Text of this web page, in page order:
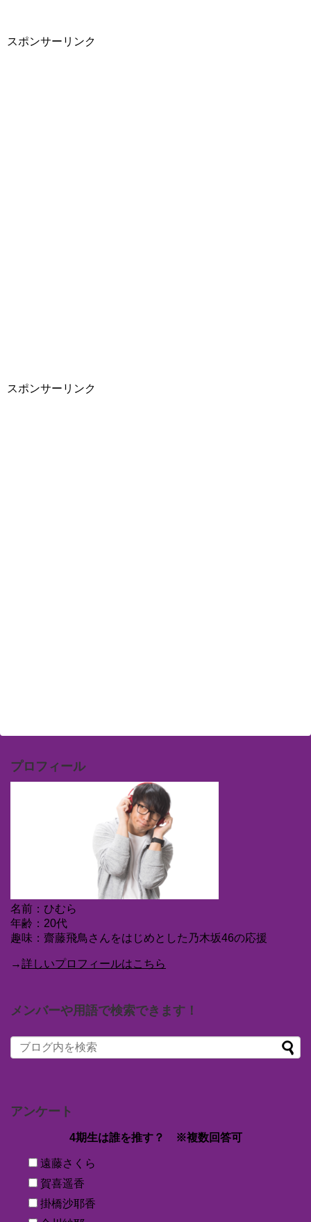
スポンサーリンク
スポンサーリンク
プロフィール
名前：ひむら
年齢：20代
趣味：齋藤飛鳥さんをはじめとした乃木坂46の応援
→詳しいプロフィールはこちら
メンバーや用語で検索できます！
アンケート
4期生は誰を推す？ ※複数回答可
遠藤さくら
賀喜遥香
掛橋沙耶香